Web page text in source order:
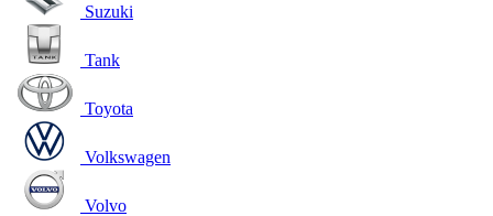
Suzuki
Tank
Toyota
Volkswagen
Volvo